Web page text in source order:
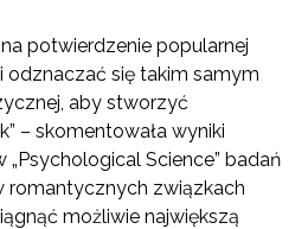
potwierdzenie popularnej
odznaczać się takim samym
aby stworzyć
– skomentowała wyniki
Science” badań
romantycznych związkach
możliwie największą